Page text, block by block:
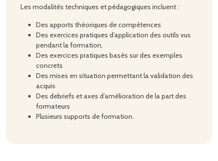
Les modalités techniques et pédagogiques incluent :
Des apports théoriques de compétences
Des exercices pratiques d’application des outils vus
pendant la formation,
Des exercices pratiques basés sur des exemples
concrets
Des mises en situation permettant la validation des
acquis
Des debriefs et axes d’amélioration de la part des
formateurs
Plusieurs supports de formation.